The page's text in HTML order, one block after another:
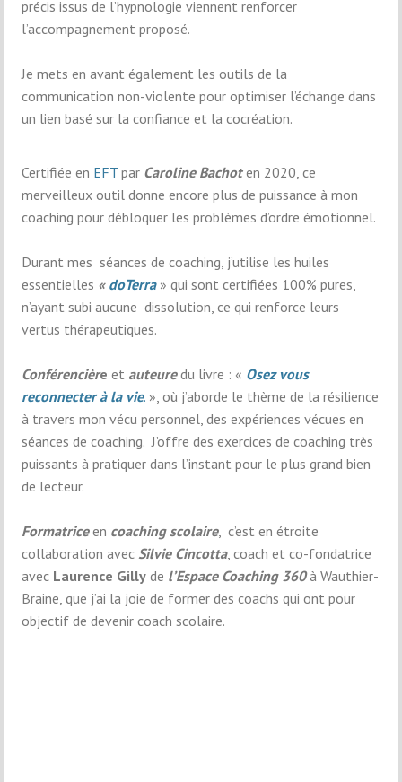
précis issus de l’hypnologie viennent renforcer
l’accompagnement proposé.
Je mets en avant également les outils de la
communication non-violente pour optimiser l’échange dans
un lien basé sur la confiance et la cocréation.
Certifiée en EFTpar Caroline Bachoten 2020, ce
merveilleux outil donne encore plus de puissance à mon
coaching pour débloquer les problèmes d’ordre émotionnel.
Durant mes séances de coaching, j’utilise les huiles
essentielles « doTerra » qui sont certifiées 100% pures,
n’ayant subi aucune dissolution, ce qui renforce leurs
vertus thérapeutiques.
Conférencière et auteuredu livre : « Osez vous
reconnecter à la vie. », où j’aborde le thème de la résilience
à travers mon vécu personnel, des expériences vécues en
séances de coaching. J’offre des exercices de coaching très
puissants à pratiquer dans l’instant pour le plus grand bien
de lecteur.
Formatriceen coaching scolaire, c’est en étroite
collaboration avecSilvie Cincotta, coach et co-fondatrice
avec Laurence Gilly de l’Espace Coaching 360à Wauthier-
Braine, que j’ai la joie de former des coachs qui ont pour
objectif de devenir coach scolaire.